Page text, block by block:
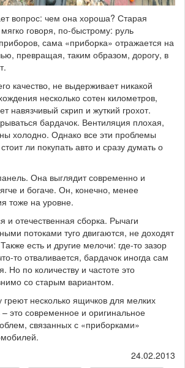
вопрос: чем она хороша? Старая
говоря, по-быстрому: руль
сама «приборка» отражается на
превращая, таким образом, дорогу, в
качество, не выдерживает никакой
несколько сотен километров,
навязчивый скрип и жуткий грохот.
бардачок. Вентиляция плохая,
холодно. Однако все эти проблемы
ли покупать авто и сразу думать о
Она выглядит современно и
и богаче. Он, конечно, менее
тоже на уровне.
и отечественная сборка. Рычаги
потоками туго двигаются, не доходят
есть и другие мелочи: где-то зазор
то отваливается, бардачок иногда сам
Но по количеству и частоте это
со старым вариантом.
несколько ящичков для мелких
– это современное и оригинальное
связанных с «приборками»
24.02.2013